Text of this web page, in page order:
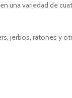
una variedad de
jerbos, ratones y